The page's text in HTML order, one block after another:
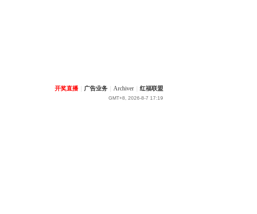
开奖直播 广告业务 Archiver 红福联盟
GMT+8, 2026-8-7 17:19